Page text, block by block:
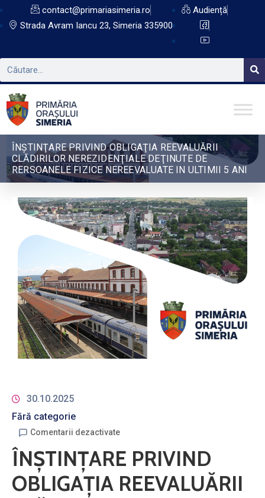
contact@primariasimeria.ro
Strada Avram Iancu 23, Simeria 335900
Audiență
ÎNŞTINŢARE PRIVIND OBLIGAŢIA REEVALUĂRII
CLĂDIRILOR NEREZIDENŢIALE DEŢINUTE DE
RERSOANELE FIZICE NEREEVALUATE IN ULTIMII 5 ANI
30.10.2025
Fără categorie
Comentarii dezactivate
ÎNŞTINŢARE PRIVIND
OBLIGAŢIA REEVALUĂRII